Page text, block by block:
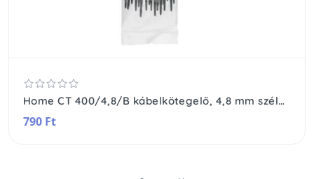
Home CT 400/4,8/B kábelkötegelő, 4,8 mm széles, 400 mm hosszú, 25 db, fekete
790 Ft